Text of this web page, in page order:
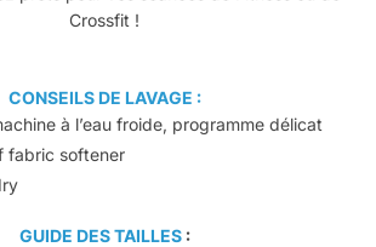
Crossfit !
CONSEILS DE LAVAGE :
à l’eau froide, programme délicat
fabric softener
GUIDE DES TAILLES: